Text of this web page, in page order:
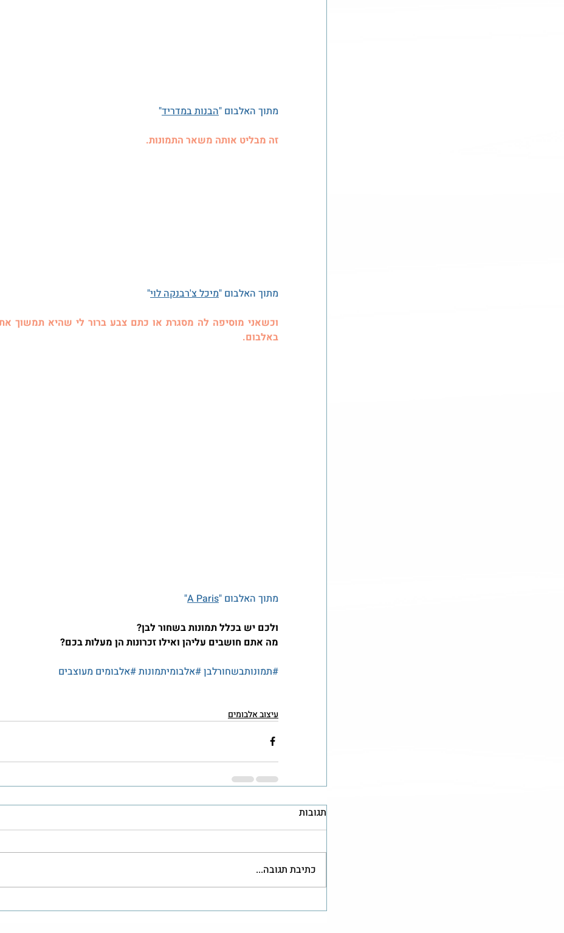
מתוך האלבום "הבנות במדריד"
זה מבליט אותה משאר התמונות.
מתוך האלבום "מיכל צ'רבנקה לוי"
באלבום.
מתוך האלבום "A Paris
"
ולכם יש בכלל תמונות בשחור לבן?
מה אתם חושבים עליהן ואילו זכרונות הן מעלות בכם?
#תמונותבשחורלבן#אלבומיתמונות#אלבומים מעוצבים
עיצוב אלבומים
תגובות
כתיבת תגובה...